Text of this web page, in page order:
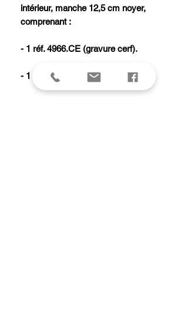
intérieur, manche 12,5 cm noyer,
comprenant :
- 1 réf. 4966.CE (gravure cerf).
- 1 réf. 4966.SA (gravure sanglier).